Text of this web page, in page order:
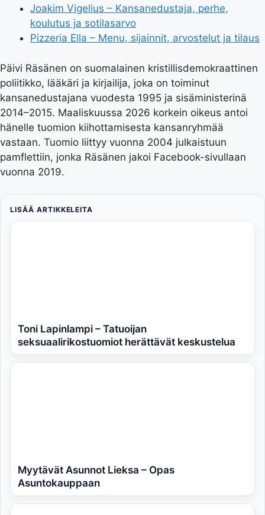
Joakim Vigelius – Kansanedustaja, perhe,
koulutus ja sotilasarvo
Pizzeria Ella – Menu, sijainnit, arvostelut ja tilaus
Päivi Räsänen on suomalainen kristillisdemokraattinen
poliitikko, lääkäri ja kirjailija, joka on toiminut
kansanedustajana vuodesta 1995 ja sisäministerinä
2014–2015. Maaliskuussa 2026 korkein oikeus antoi
hänelle tuomion kiihottamisesta kansanryhmää
vastaan. Tuomio liittyy vuonna 2004 julkaistuun
pamflettiin, jonka Räsänen jakoi Facebook-sivullaan
vuonna 2019.
LISÄÄ ARTIKKELEITA
Toni Lapinlampi – Tatuoijan
seksuaalirikostuomiot herättävät keskustelua
Myytävät Asunnot Lieksa – Opas
Asuntokauppaan